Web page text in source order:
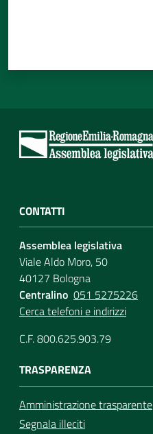
CONTATTI
Assemblea legislativa
Viale Aldo Moro, 50
40127 Bologna
Centralino 051 5275226
Cerca telefoni e indirizzi
C.F. 800.625.903.79
TRASPARENZA
Amministrazione trasparente
Segnala illeciti